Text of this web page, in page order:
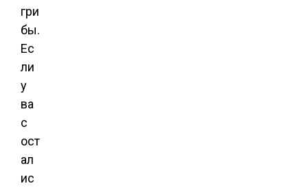
гри
бы.
Ес
ли
у
ва
с
ост
ал
ис